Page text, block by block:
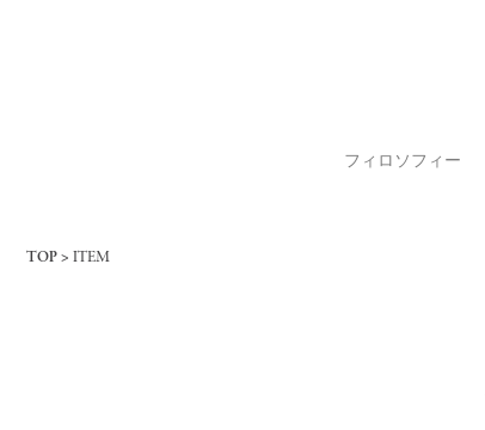
フィロソフィー
TOP ITEM